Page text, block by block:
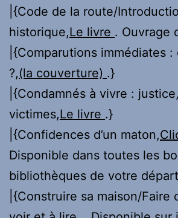
|{Code de la route/
historique,Le livre . Ouvrage
|{Comparutions immédiates
?,(la couverture) .}
|{Condamnés à vivre :
victimes,Le livre .}
|{Confidences d’un maton,
Disponible dans toutes les
bibliothèques de votre
|{Construire sa maison/Faire